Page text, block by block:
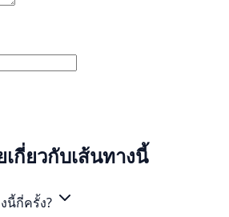
กี่ยวกับเส้นทางนี้
นี้กี่ครั้ง?